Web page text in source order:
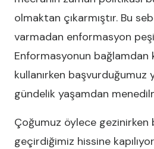
olmaktan çıkarmıştır. Bu
varmadan enformasyon
Enformasyonun bağlamdan
kullanırken başvurduğumuz
gündelik yaşamdan
Çoğumuz öylece gezinirken
geçirdiğimiz hissine